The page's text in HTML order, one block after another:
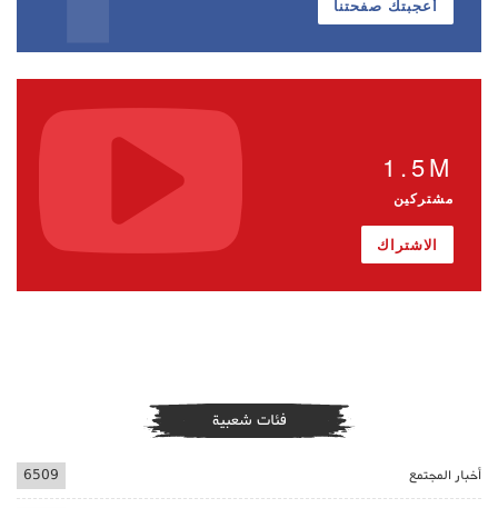
أعجبتك صفحتنا
1.5M
مشتركين
الاشتراك
فئات شعبية
أخبار المجتمع 6509